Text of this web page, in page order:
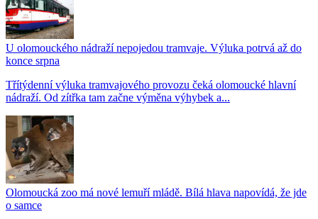
U olomouckého nádraží nepojedou tramvaje. Výluka potrvá až do
konce srpna
Třítýdenní výluka tramvajového provozu čeká olomoucké hlavní
nádraží. Od zítřka tam začne výměna výhybek a...
Olomoucká zoo má nové lemuří mládě. Bílá hlava napovídá, že jde
o samce